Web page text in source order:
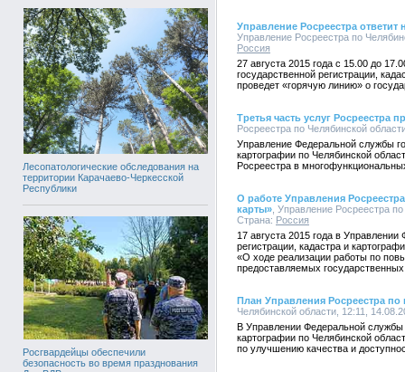
Лесопатологические обследования на
территории Карачаево-Черкесской
Республики
Росгвардейцы обеспечили
безопасность во время празднования
Управление Росреестра
Управление Росреестра по
Россия
27 августа 2015 года с 15.00 до
государственной регистрации,
проведет «горячую линию» о
Третья часть услуг Росреестра
Росреестра по Челябинской
Управление Федеральной службы
картографии по Челябинской
Росреестра в
О работе Управления
карты» , Управление Росреестра
Страна: Россия
17 августа 2015 года в
регистрации, кадастра и
«О ходе реализации работы по
предоставляемых
План Управления Росреестра по
Челябинской области, 12:11,
В Управлении Федеральной службы
картографии по Челябинской
по улучшению качества и